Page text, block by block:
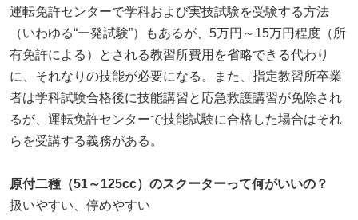
運転免許センターで学科および実技試験を受験する方法
（いわゆる“一発試験”）もあるが、5万円～15万円程度（所
有免許による）とされる教習所費用を省略できる代わり
に、それなりの技能が必要になる。また、指定教習所卒業
者は学科試験合格後に技能講習と応急救護講習が免除され
るが、運転免許センターで技能試験に合格した場合はそれ
らを受講する義務がある。
原付二種（51～125cc）のスクーターって何がいいの？
扱いやすい、停めやすい